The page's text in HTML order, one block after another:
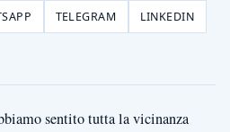
TELEGRAM LINKEDIN
sentito tutta la vicinanza